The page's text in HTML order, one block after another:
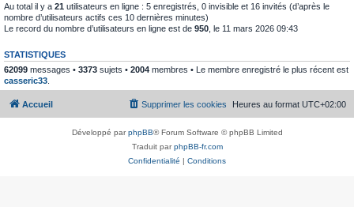
Au total il y a 21 utilisateurs en ligne : 5 enregistrés, 0 invisible et 16 invités (d’après le
nombre d’utilisateurs actifs ces 10 dernières minutes)
Le record du nombre d’utilisateurs en ligne est de 950 , le 11 mars 2026 09:43
STATISTIQUES
62099 messages • 3373 sujets • 2004 membres • Le membre enregistré le plus récent est
casseric33
Accueil Heures au format UTC+02:00
Supprimer les cookies
Développé parphpBB® Forum Software © phpBB Limited
Traduit parphpBB-fr.com
Confidentialité | Conditions